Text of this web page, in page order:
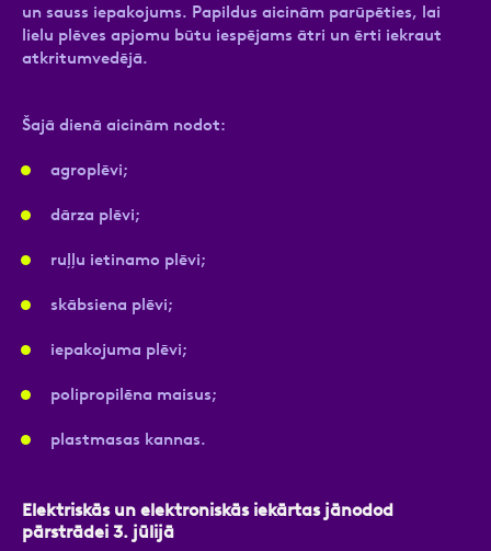
un sauss iepakojums. Papildus aicinām parūpēties, lai
lielu plēves apjomu būtu iespējams ātri un ērti iekraut
atkritumvedējā.
Šajā dienā aicinām nodot:
agroplēvi;
dārza plēvi;
ruļļu ietinamo plēvi;
skābsiena plēvi;
iepakojuma plēvi;
polipropilēna maisus;
plastmasas kannas.
Elektriskās un elektroniskās iekārtas jānodod
pārstrādei 3. jūlijā